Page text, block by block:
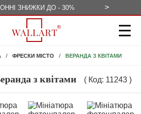
ЗНИЖКИ ДО - 30% >
ФРЕСКИ МІСТО ВЕРАНДА З КВІТАМИ
з квітами ( Код: 11243 )